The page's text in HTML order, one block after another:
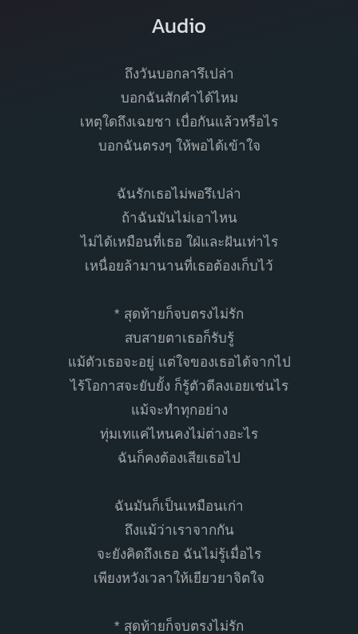
Audio
ถึงวันบอกลารึเปล่า
บอกฉันสักคำได้ไหม
เหตุใดถึงเฉยชา เบื่อกันแล้วหรือไร
บอกฉันตรงๆ ให้พอได้เข้าใจ
ฉันรักเธอไม่พอรึเปล่า
ถ้าฉันมันไม่เอาไหน
ไม่ได้เหมือนที่เธอ ใฝ่และฝันเท่าไร
เหนื่อยล้ามานานที่เธอต้องเก็บไว้
* สุดท้ายก็จบตรงไม่รัก
สบสายตาเธอก็รับรู้
แม้ตัวเธอจะอยู่ แต่ใจของเธอได้จากไป
ไร้โอกาสจะยับยั้ง ก็รู้ตัวดีลงเอยเช่นไร
แม้จะทำทุกอย่าง
ทุ่มเทแค่ไหนคงไม่ต่างอะไร
ฉันก็คงต้องเสียเธอไป
ฉันมันก็เป็นเหมือนเก่า
ถึงแม้ว่าเราจากกัน
จะยังคิดถึงเธอ ฉันไม่รู้เมื่อไร
เพียงหวังเวลาให้เยียวยาจิตใจ
* สุดท้ายก็จบตรงไม่รัก